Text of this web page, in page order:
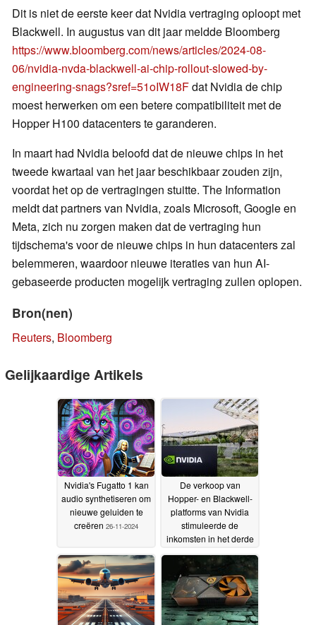
Dit is niet de eerste keer dat Nvidia vertraging oploopt met
Blackwell. In augustus van dit jaar meldde Bloomberg
https://www.bloomberg.com/news/articles/2024-08-
06/nvidia-nvda-blackwell-ai-chip-rollout-slowed-by-
engineering-snags?sref=51oIW18Fdat Nvidia de chip
moest herwerken om een betere compatibiliteit met de
Hopper H100 datacenters te garanderen.
In maart had Nvidia beloofd dat de nieuwe chips in het
tweede kwartaal van het jaar beschikbaar zouden zijn,
voordat het op de vertragingen stuitte. The Information
meldt dat partners van Nvidia, zoals Microsoft, Google en
Meta, zich nu zorgen maken dat de vertraging hun
tijdschema's voor de nieuwe chips in hun datacenters zal
belemmeren, waardoor nieuwe iteraties van hun AI-
gebaseerde producten mogelijk vertraging zullen oplopen.
Bron(nen)
Reuters, Bloomberg
Gelijkaardige Artikels
Nvidia's Fugatto 1 kan
audio synthetiseren om
nieuwe geluiden te
creëren 26-11-2024
De verkoop van
Hopper- en Blackwell-
platforms van Nvidia
stimuleerde de
inkomsten in het derde
kwartaal23-11-2024